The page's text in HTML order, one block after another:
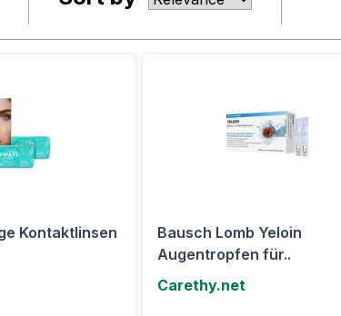
Kontaktlinsen
Bausch Lomb Yeloin
Augentropfen für..
Carethy.net